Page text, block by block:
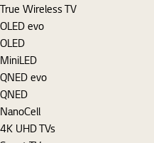
True Wireless TV
OLED evo
OLED
MiniLED
QNED evo
QNED
NanoCell
4K UHD TVs